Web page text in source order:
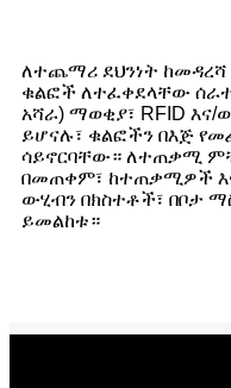
ለተጨማሪ ደህንነት ከመዳረሻ
ቁልፎች ለተፈቀደላቸው
አሻራ) ማወቂያ፣ RFID
ይሆናሉ፣ ቁልፎችን በእጅ
ሳይኖርባቸው። ለተጠቃሚ ምቹ
በመጠቀም፣ ከተጠቃሚዎች
ውሂብን በክስተቶች፣ በቦታ
ይመልከቱ።